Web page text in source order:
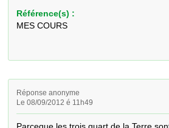
Référence(s) :
MES COURS
Réponse anonyme
Le 08/09/2012 é 11h49